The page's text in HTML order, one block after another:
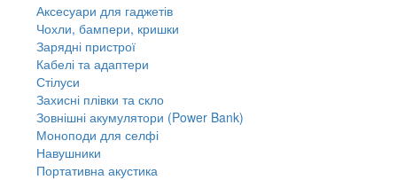
Аксесуари для гаджетів
Чохли, бампери, кришки
Зарядні пристрої
Кабелі та адаптери
Стілуси
Захисні плівки та скло
Зовнішні акумулятори (Power Bank)
Моноподи для селфі
Навушники
Портативна акустика